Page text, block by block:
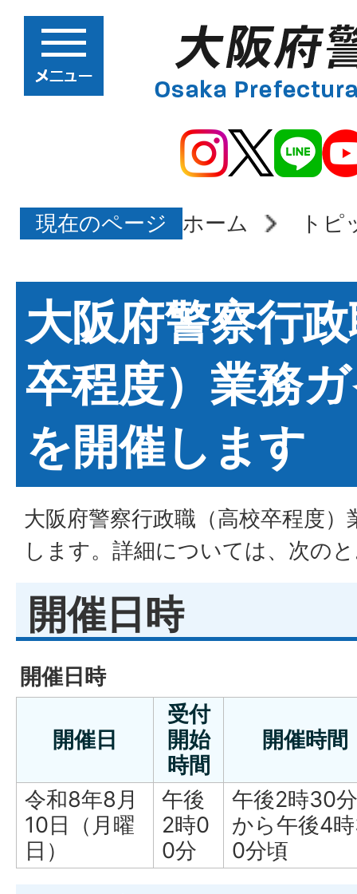
現在のページ ホーム トピ
大阪府警察行
卒程度）業務
を開催します
大阪府警察行政職（高校卒程度
します。詳細については、次の
開催日時
開催日時
開催日
受付
開始
時間
開催時間
令和8年8月
10日（月曜
日）
午後
2時0
0分
午後2時30分
から午後4
0分頃